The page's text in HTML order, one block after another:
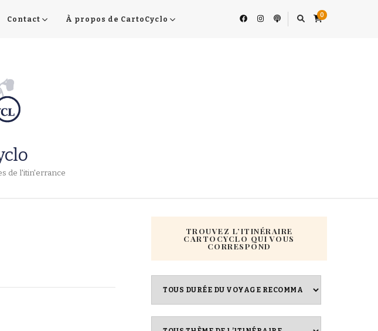
Contact À propos de CartoCyclo
0
de l'itin'errance
TROUVEZ L’ITINÉRAIRE
CARTOCYCLO QUI VOUS
CORRESPOND